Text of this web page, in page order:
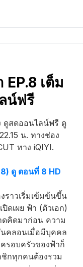
เต็ม
น์ฟรี
ดูสดออนไลน์ฟรี ดู
น. ทางช่อง
ทาง iQIYI.
ดู ตอนที่ 8 HD
าวเริ่มเข้มข้นขึ้น
ดเผย ฟ้า (ตัวเอก)
ดคิดมาก่อน ความ
คลอนเมื่อมีบุคคล
รอบครัวของฟ้าก็
กทุกคนต้องรวม